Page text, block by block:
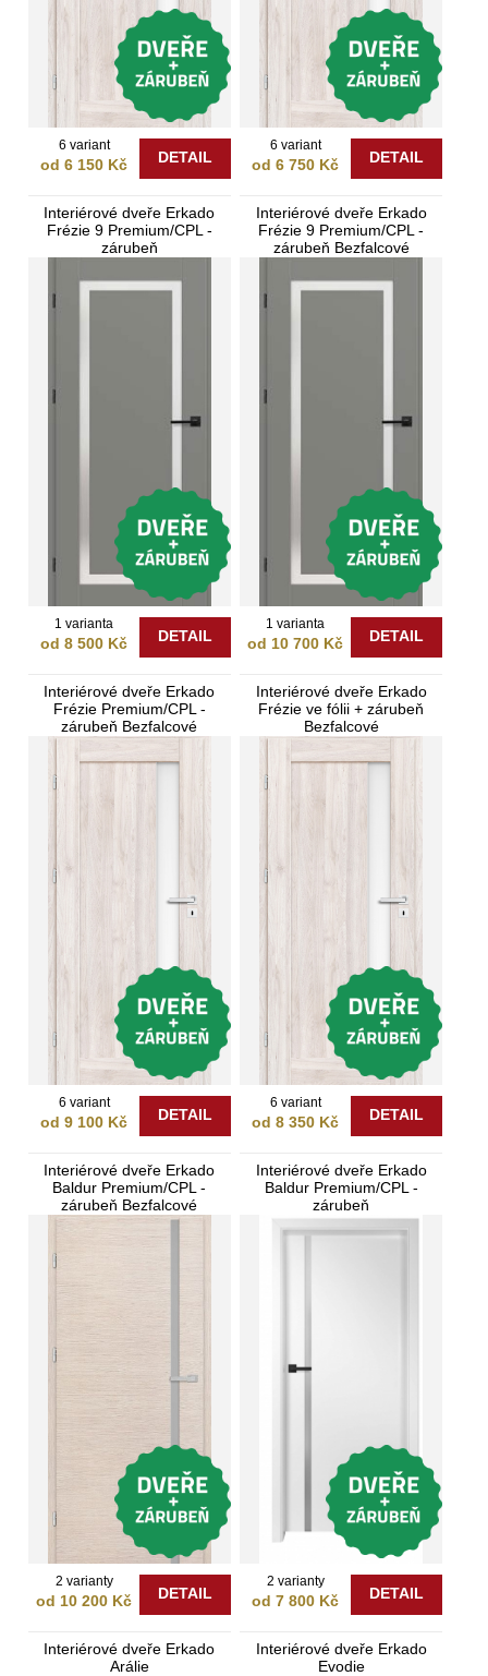
6 variant
od 6 150 Kč DETAIL
6 variant
od 6 750 Kč DETAIL
Interiérové dveře Erkado
Frézie 9 Premium/CPL -
zárubeň
1 varianta
od 8 500 Kč DETAIL
Interiérové dveře Erkado
Frézie 9 Premium/CPL -
zárubeň Bezfalcové
1 varianta
od 10 700 Kč DETAIL
Interiérové dveře Erkado
Frézie Premium/CPL -
zárubeň Bezfalcové
6 variant
od 9 100 Kč DETAIL
Interiérové dveře Erkado
Frézie ve fólii + zárubeň
Bezfalcové
6 variant
od 8 350 Kč DETAIL
Interiérové dveře Erkado
Baldur Premium/CPL -
zárubeň Bezfalcové
2 varianty
od 10 200 Kč DETAIL
Interiérové dveře Erkado
Baldur Premium/CPL -
zárubeň
2 varianty
od 7 800 Kč DETAIL
Interiérové dveře Erkado
Arálie
Interiérové dveře Erkado
Evodie